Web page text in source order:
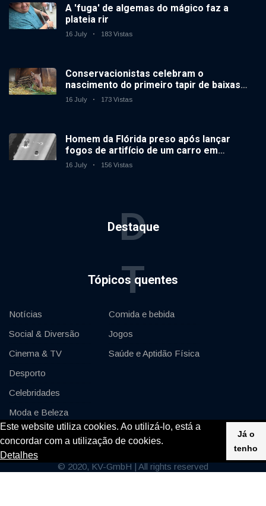
Este website utiliza cookies. Ao utilizá-lo, está a
concordar com a utilização de cookies.
Detalhes
Já o
tenho
A 'fuga' de algemas do mágico faz a
plateia rir
16 July 183 Vistas
Conservacionistas celebram o
nascimento do primeiro tapir de baixas
terras no zoológico do Reino Unido em 14
16 July 173 Vistas
Homem da Flórida preso após lançar
fogos de artifício de um carro em
movimento
16 July 156 Vistas
Destaque
D
Tópicos quentes
T
Notícias
Social & Diversão
Cinema & TV
Desporto
Celebridades
Moda e Beleza
Automóveis & Motor
Comida e bebida
Jogos
Saúde e Aptidão Física
© 2020, KV-GmbH | All rights reserved